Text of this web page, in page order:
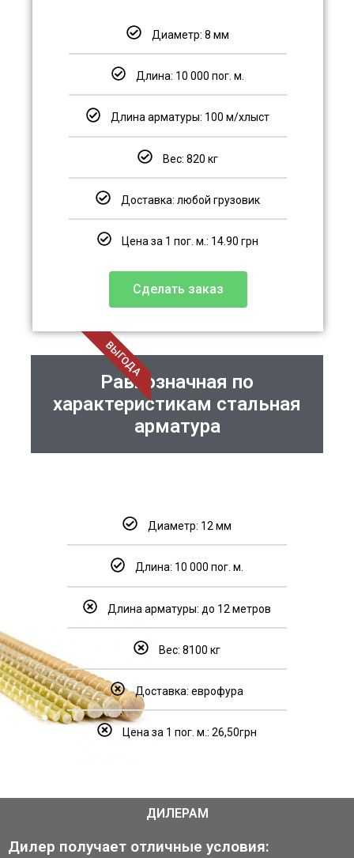
Диаметр: 8 мм
Длина: 10 000 пог. м.
Длина арматуры: 100 м/хлыст
Вес: 820 кг
Доставка: любой грузовик
Цена за 1 пог. м.: 14.90 грн
Сделать заказ
ВЫГОДА
Равнозначная по
характеристикам стальная
арматура
Диаметр: 12 мм
Длина: 10 000 пог. м.
Длина арматуры: до 12 метров
Вес: 8100 кг
Доставка: еврофура
Цена за 1 пог. м.: 26,50грн
ДИЛЕРАМ
Дилер получает отличные условия: